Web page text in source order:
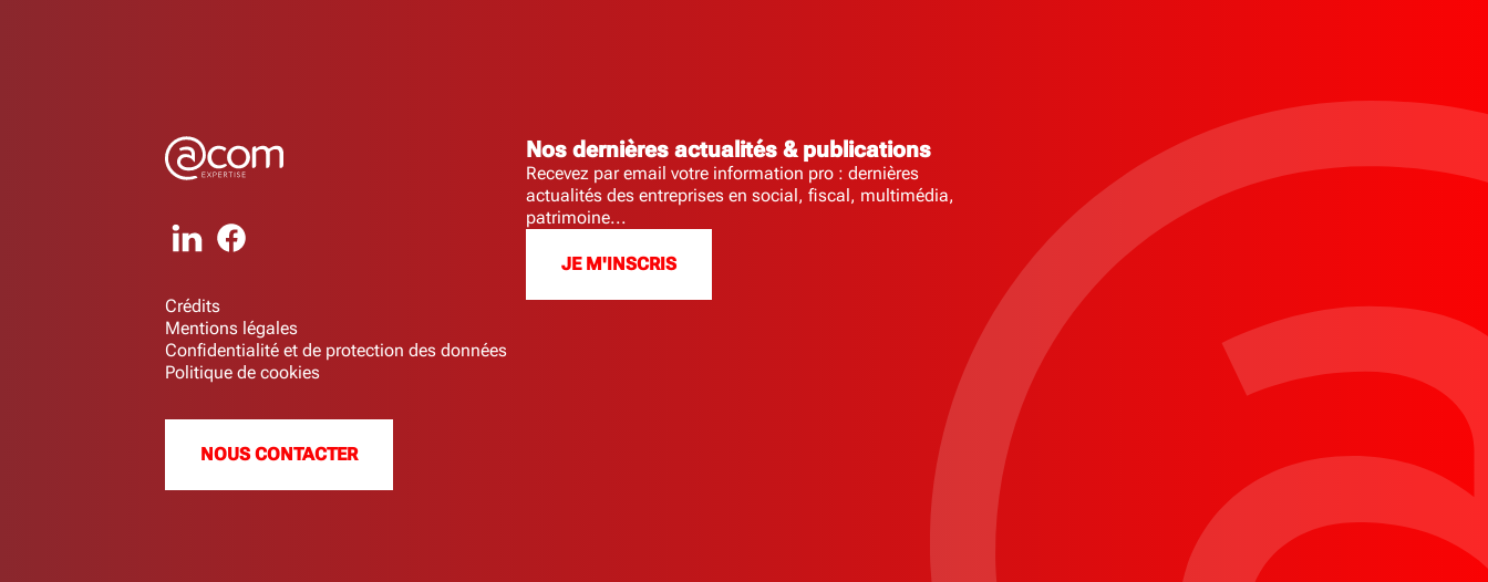
Crédits
Mentions légales
Confidentialité et de protection des données
Politique de cookies
NOUS CONTACTER
Nos dernières actualités & publications
Recevez par email votre information pro : dernières
actualités des entreprises en social, fiscal, multimédia,
patrimoine...
JE M'INSCRIS